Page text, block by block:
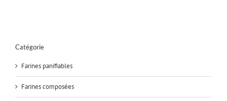
Catégorie
Farines panifiables
Farines composées